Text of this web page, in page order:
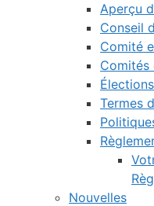
Aperçu
Conseil
Comité
Comités
Élections
Termes
Nouvelles